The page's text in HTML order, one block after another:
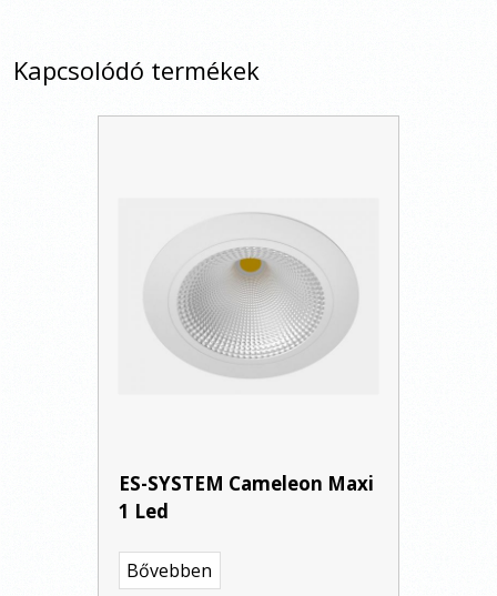
Kapcsolódó termékek
ES-SYSTEM Cameleon Maxi
1 Led
Bővebben